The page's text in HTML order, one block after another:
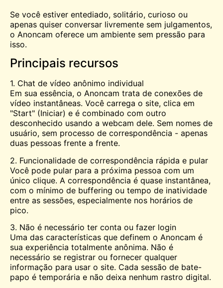
Se você estiver entediado, solitário, curioso ou
apenas quiser conversar livremente sem julgamentos,
o Anoncam oferece um ambiente sem pressão para
isso.
Principais recursos
1. Chat de vídeo anônimo individual
Em sua essência, o Anoncam trata de conexões de
vídeo instantâneas. Você carrega o site, clica em
"Start" (Iniciar) e é combinado com outro
desconhecido usando a webcam dele. Sem nomes de
usuário, sem processo de correspondência - apenas
duas pessoas frente a frente.
2. Funcionalidade de correspondência rápida e pular
Você pode pular para a próxima pessoa com um
único clique. A correspondência é quase instantânea,
com o mínimo de buffering ou tempo de inatividade
entre as sessões, especialmente nos horários de
pico.
3. Não é necessário ter conta ou fazer login
Uma das características que definem o Anoncam é
sua experiência totalmente anônima. Não é
necessário se registrar ou fornecer qualquer
informação para usar o site. Cada sessão de bate-
papo é temporária e não deixa nenhum rastro digital.